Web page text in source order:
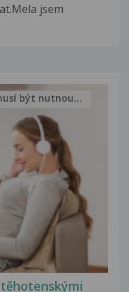
jsem
těhotenskými
být nutnou...